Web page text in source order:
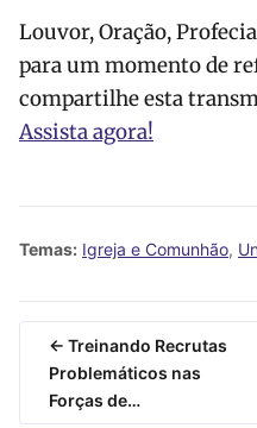
Louvor, Oração,
para um momento de
compartilhe esta
Assista agora!
Temas: Igreja e Comunhão,
← Treinando Recrutas
Problemáticos nas
Forças de…